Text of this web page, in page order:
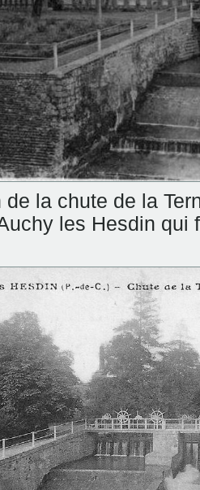
de la chute de la
les Hesdin qui